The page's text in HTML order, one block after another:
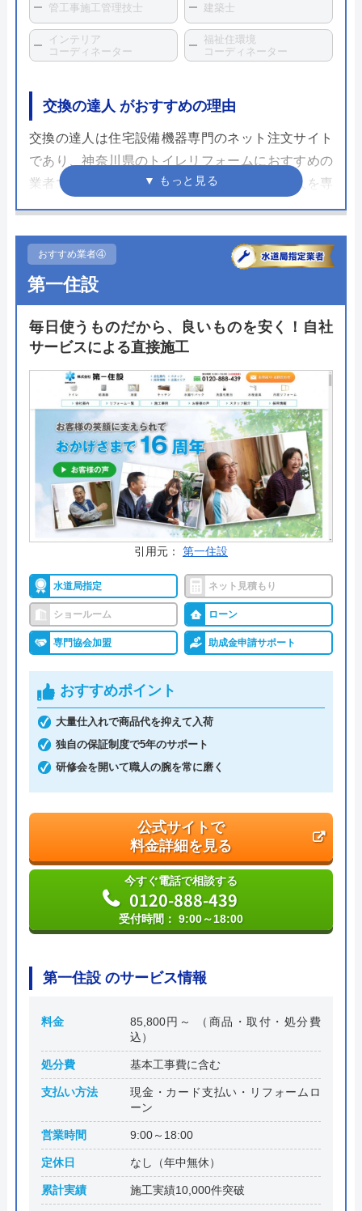
管工事施工管理技士 建築士
インテリア
コーディネーター
福祉住環境
コーディネーター
交換の達人 がおすすめの理由
交換の達人は住宅設備機器専門のネット注文サイト
であり、神奈川県のトイレリフォームにおすすめの
業者です。運営元の株式会社ハウスラボは法人を専
門に水まわりの修理や設備の交換を10年以上にわた
り、ネット注文したトイレを取り付ける際にも知識
や経験の豊富なスタッフが施工を行なってくれま
す。
また通常であれば2年の商品保証が、交換の達人で
あればもう1年無料で追加保証をつけてくれ、なお
くれるため、万が一の時でも安心です。
ネットから注文するため、本当に取り付けられるの
か不安に思う方もいるかと思いますが、写真を撮影
するだけでスピーディに見積もりができるため、交
換できないトイレを購入する心配もありません。
サイト内ではキャンペーンを行っている場合があ
り、より安価な金額でトイレを販売していることも
公式サイトで
料金詳細を見る
交換の達人 の基本情報
運営会社 株式会社ハウスラボ
代表者 丸山英利
本社所在地
〒556-0014
大阪府大阪市浪速区大国2丁目1番6号
おすすめ業者④
第一住設
毎日使うものだから、良いものを安く！自社
サービスによる直接施工
引用元： 第一住設
水道局指定 ネット見積もり
ショールーム ローン
専門協会加盟 助成金申請サポート
おすすめポイント
大量仕入れで商品代を抑えて入荷
独自の保証制度で5年のサポート
研修会を開いて職人の腕を常に磨く
公式サイトで
料金詳細を見る
今すぐ電話で相談する
0120-888-439
受付時間： 9:00～18:00
第一住設 のサービス情報
料金
85,800円～ （商品・取付・処分費
込）
処分費 基本工事費に含む
支払い方法
現金・カード支払い・リフォームロ
ーン
営業時間 9:00～18:00
定休日 なし（年中無休）
累計実績 施工実績10,000件突破